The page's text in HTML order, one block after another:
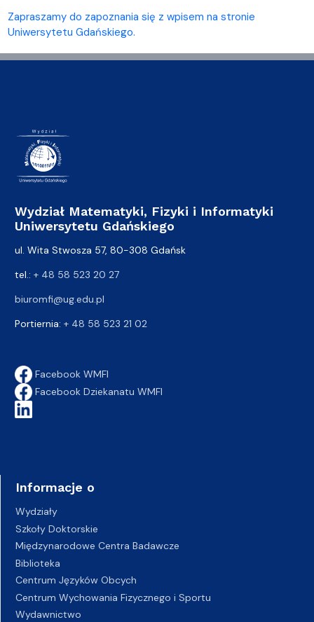
Zapraszamy do zapoznania się z wpisem na stronie
Uniwersytetu Gdańskiego.
Wydział Matematyki, Fizyki i Informatyki
Uniwersytetu Gdańskiego
ul. Wita Stwosza 57, 80-308 Gdańsk
tel.: + 48 58 523 20 27
biuromfi@ug.edu.pl
Portiernia: + 48 58 523 21 02
Facebook WMFI
Facebook Dziekanatu WMFI
Informacje o
Wydziały
Szkoły Doktorskie
Międzynarodowe Centra Badawcze
Biblioteka
Centrum Języków Obcych
Centrum Wychowania Fizycznego i Sportu
Wydawnictwo